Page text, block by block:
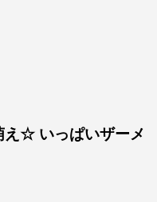
え☆ いっぱいザーメ